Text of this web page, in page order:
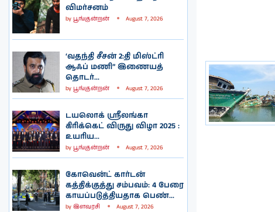
விமர்சனம்
by பூங்குன்றன் August 7, 2026
‘வதந்தி சீசன் 2:தி மிஸ்ட்ரி
ஆஃப் மணி” இணையத்
தொடர்...
by பூங்குன்றன் August 7, 2026
டயலொக் ஸ்ரீலங்கா
கிரிக்கெட் விருது விழா 2025 :
உயரிய...
by பூங்குன்றன் August 7, 2026
கோவென்ட் கார்டன்
கத்திக்குத்து சம்பவம்: 4 பேரை
காயப்படுத்தியதாக பெண்...
by இளவரசி August 7, 2026